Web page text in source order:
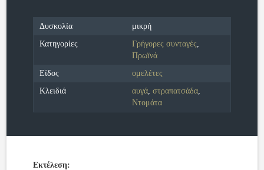
Δυσκολία
μικρή
Κατηγορίες
Γρήγορες συνταγές,
Πρωϊνά
Είδος
ομελέτες
Κλειδιά
αυγά, στραπατσάδα,
Ντομάτα
Εκτέλεση: